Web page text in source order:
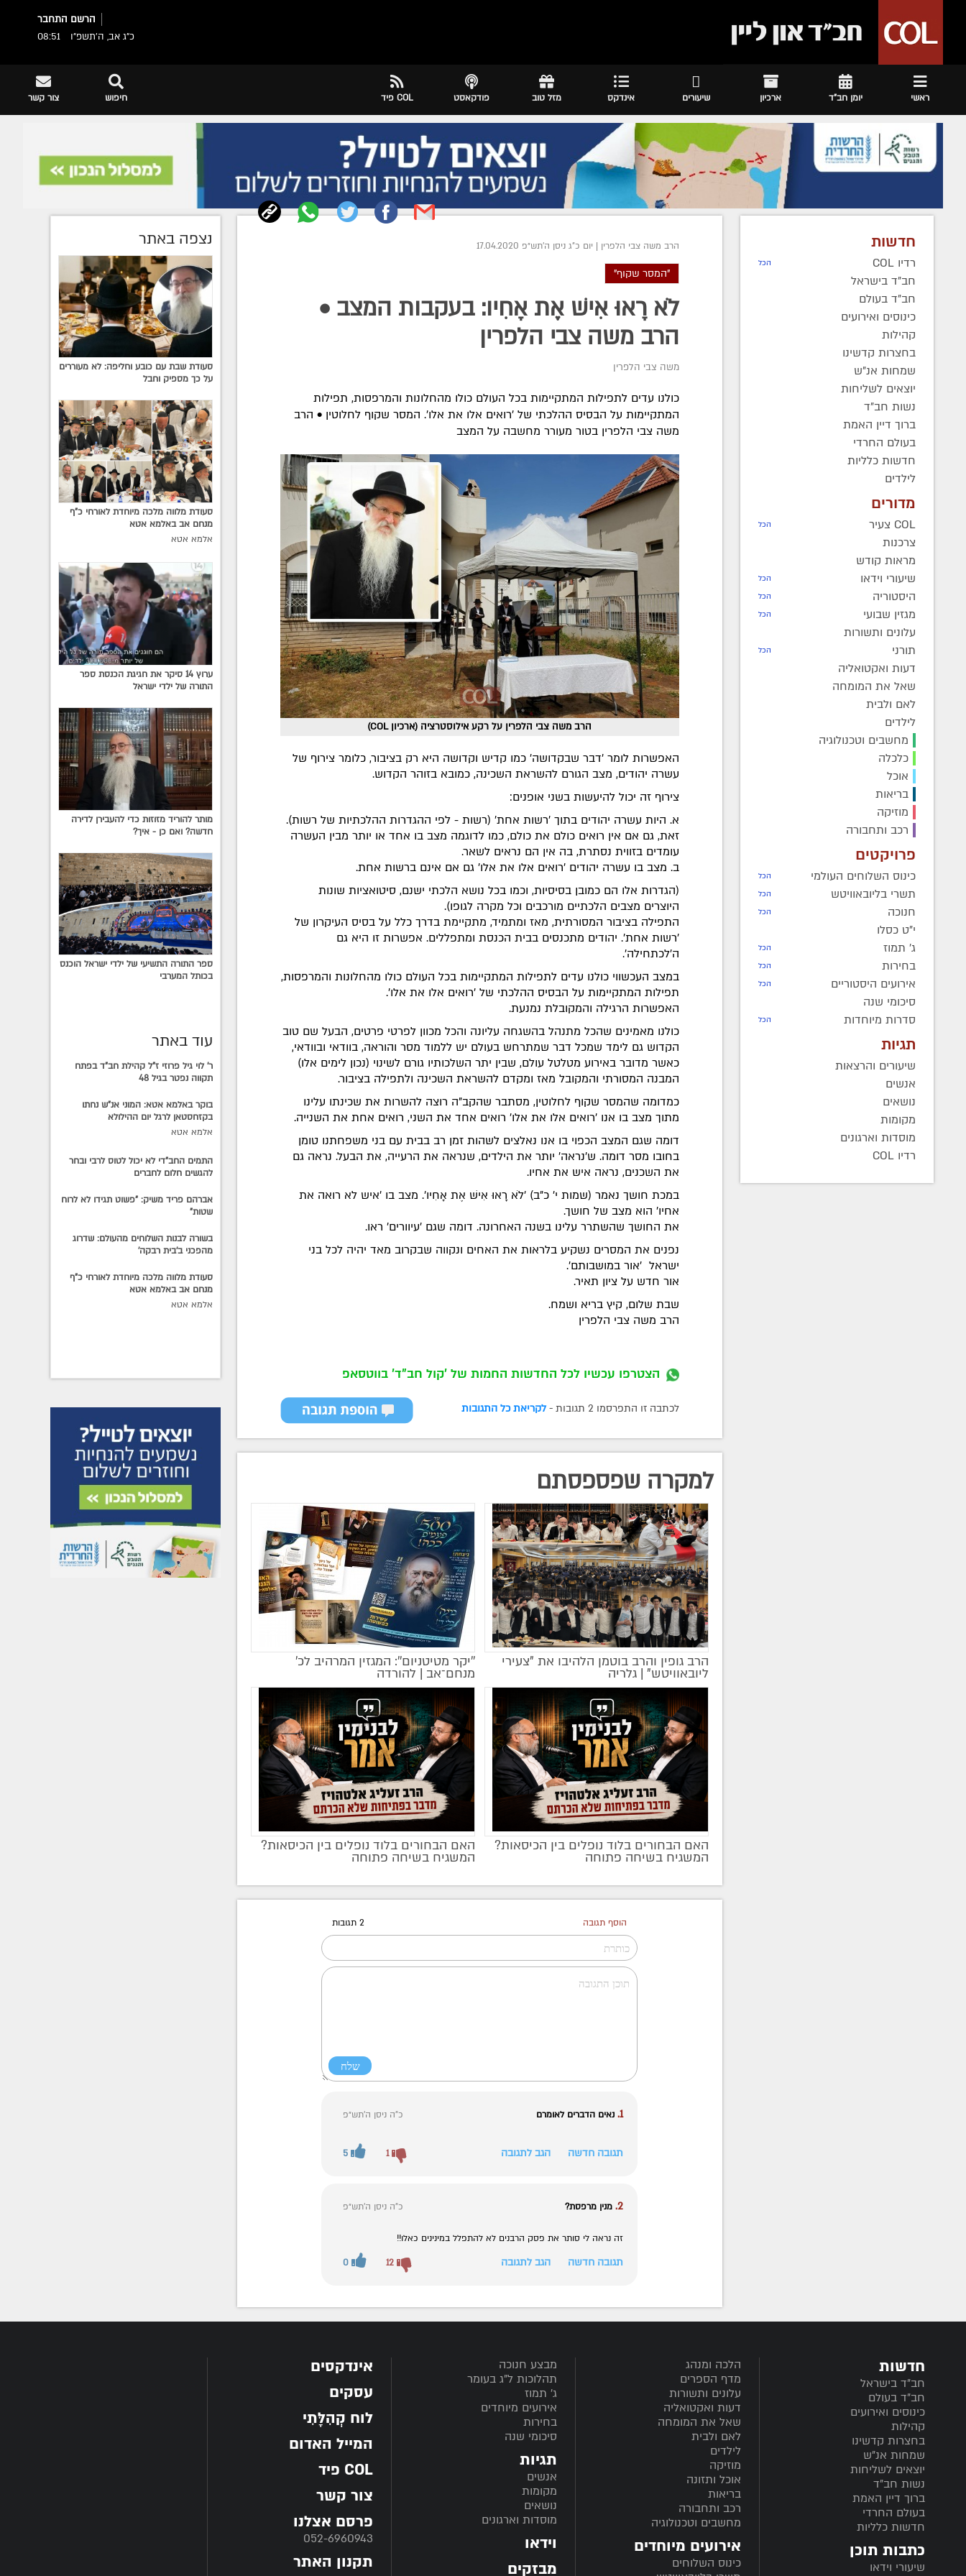
הרשם התחבר
כ"ג אב, ה׳תשפ״ו
08:51
ראשי יומן חב"ד ארכיון שיעורים אינדקס מזל טוב פודקאסט COL פיד צור קשר חיפוש
חדשות
רדיו COL הכל
חב"ד בישראל
חב"ד בעולם
כינוסים ואירועים
קהילות
בחצרות קדשינו
שמחות אנ"ש
יוצאים לשליחות
נשות חב"ד
ברוך דיין האמת
בעולם החרדי
חדשות כלליות
לילדים
מדורים
COL צעיר הכל
צרכנות
מראות קודש
שיעורי וידאו
הכל
היסטוריה הכל
מגזין שבועי הכל
עלונים ותשורות
תורני
הכל
דעות ואקטואליה
שאל את המומחה
לאם ולבית
לילדים
מחשבים וטכנולוגיה
כלכלה
אוכל
בריאות
מוזיקה
רכב ותחבורה
פרויקטים
כינוס השלוחים העולמי הכל
תשרי בליובאוויטש הכל
חנוכה הכל
י"ט כסלו
ג' תמוז
הכל
בחירות הכל
אירועים היסטוריים הכל
סיכומי שנה
סדרות מיוחדות
הכל
תגיות
שיעורים והרצאות
אנשים
נושאים
מקומות
מוסדות וארגונים
רדיו COL
הרב משה צבי הלפרין | יום כ"ג ניסן ה׳תש״פ 17.04.2020
"המסר שקוף"
לֹא רָאוּ אִישׁ אֶת אָחִיו: בעקבות המצב •
הרב משה צבי הלפרין
משה צבי הלפרין
כולנו עדים לתפילות המתקיימות בכל העולם כולו מהחלונות והמרפסות, תפילות
המתקיימות על הבסיס ההלכתי של 'רואים אלו את אלו'. המסר שקוף לחלוטין • הרב
משה צבי הלפרין בטור מעורר מחשבה על המצב
הרב משה צבי הלפרין על רקע אילוסטרציה (ארכיון COL)
האפשרות לומר 'דבר שבקדושה' כמו קדיש וקדושה היא רק בציבור, כלומר צירוף של
עשרה יהודים, מצב הגורם להשראת השכינה, כמובא בזוהר הקדוש.
צירוף זה יכול להיעשות בשני אופנים:
א. היות עשרה יהודים בתוך 'רשות אחת' (רשות - לפי ההגדרות ההלכתיות של רשות).
זאת, גם אם אין רואים כולם את כולם, כמו לדוגמה מצב בו אחד או יותר מבין העשרה
עומדים בזווית נסתרת, בה אין הם נראים לשאר.
ב. מצב בו עשרה יהודים 'רואים אלו את אלו' גם אם אינם ברשות אחת.
(הגדרות אלו הם כמובן בסיסיות, וכמו בכל נושא הלכתי ישנם, סיטואציות שונות
היוצרים מצבים הלכתיים מורכבים וכל מקרה לגופו).
התפילה בציבור המסורתית, מאז ומתמיד, מתקיימת בדרך כלל על בסיס העיקרון של
'רשות אחת'. יהודים מתכנסים בבית הכנסת ומתפללים. אפשרות זו היא גם
ה'לכתחילה'.
במצב העכשווי כולנו עדים לתפילות המתקיימות בכל העולם כולו מהחלונות והמרפסות,
תפילות המתקיימות על הבסיס ההלכתי של 'רואים אלו את אלו'.
האפשרות הרגילה והמקובלת נמנעת.
כולנו מאמינים שהכל מתנהל בהשגחה עליונה והכל מכוון לפרטי פרטים, הבעל שם טוב
הקדוש גם לימד שמכל דבר שמתרחש בעולם יש ללמוד מסר והוראה, בוודאי ובוודאי,
כאשר מדובר באירוע מטלטל עולם, שבין יתר השלכותיו גורם לשינוי (נכון לימים אלו)
המבנה המסורתי והמקובל מאז ומקדם להשראת השכינה ולתפילה בציבור.
כמדומה שהמסר שקוף לחלוטין, מסתבר שהקב"ה רוצה להשרות את שכינתו עלינו
מתוך מצב בו אנו 'רואים אלו את אלו' רואים אחד את השני, רואים אחת את השנייה.
דומה שגם המצב הכפוי בו אנו נאלצים לשהות זמן רב בבית עם בני משפחתנו טומן
בחובו מסר דומה. ש'נראה' יותר את הילדים, שנראה את הרעייה, את הבעל. נראה גם
את השכנים, נראה איש את אחיו.
במכת חושך נאמר (שמות י' כ"ב) 'לֹא רָאוּ אִישׁ אֶת אָחִיו'. מצב בו 'איש לא רואה את
אחיו' הוא מצב של חושך.
את החושך שהשתרר עלינו בשנה האחרונה. דומה שגם 'עיוורים' ראו.
נפנים את המסרים נשקיע בלראות את האחים ונקווה שבקרוב מאד יהיה לכל בני
ישראל 'אור במושבותם'.
אור חדש על ציון תאיר.
שבת שלום, קיץ בריא ושמח.
הרב משה צבי הלפרין
הצטרפו עכשיו לכל החדשות החמות של 'קול חב"ד' בווטסאפ
לכתבה זו התפרסמו 2 תגובות - לקריאת כל התגובות
למקרה שפספסתם
הרב גופין והרב בוטמן הלהיבו את "צעירי
ליובאוויטש" | גלריה
מקודם
''יקר מטיטניום'': המגזין המרהיב לכ’
מנחם־אב | להורדה
האם הבחורים בלוד נופלים בין הכיסאות?
המשגיח בשיחה פתוחה
מקודם
האם הבחורים בלוד נופלים בין הכיסאות?
המשגיח בשיחה פתוחה
הוסף תגובה 2 תגובות
1. נאים הדברים לאומרם כ"ה ניסן ה׳תש״פ
תגובה חדשה הגב לתגובה 5 1
2. מנין מרפסת? כ"ה ניסן ה׳תש״פ
זה נראה לי סותר את פסק הרבנים לא להתפלל במינינים כאלו!!
תגובה חדשה הגב לתגובה 0 12
נצפה באתר
סעודת שבת עם כובע וחליפה: לא מעוררים
על כך מספיק וחבל
סעודת מלווה מלכה מיוחדת לאורחי כ"ף
מנחם אב באלמא אטא
אלמא אטא
ערוץ 14 סיקר את חגיגת הכנסת ספר
התורה של ילדי ישראל
מותר להוריד מזוזות כדי להעבירן לדירה
חדשה? ואם כן - איך?
ספר התורה התשיעי של ילדי ישראל הוכנס
בכותל המערבי
עוד באתר
ר' לוי גיל פרוזי ז"ל קהילת חב"ד בפתח
תקווה נפטר בגיל 48
בוקר באלמא אטא: המוני אנ"ש נחתו
בקזחסטאן לרגל יום ההילולא
אלמא אטא
התמים החב"די לא יכול לטוס לרבי ובחר
להגשים חלום לחברים
אברהם פריד משיק: "פשוט תגידו לא לרוח
שטות"
בשורה לבנות השלוחים מהעולם: שדרוג
מהפכני ב'בית רבקה'
סעודת מלווה מלכה מיוחדת לאורחי כ"ף
מנחם אב באלמא אטא
אלמא אטא
חדשות
חב”ד בישראל
חב”ד בעולם
כינוסים ואירועים
קהילות
בחצרות קדשינו
שמחות אנ"ש
יוצאים לשליחות
נשות חב"ד
ברוך דיין האמת
בעולם החרדי
חדשות כלליות
כתבות תוכן
שיעורי וידאו
הלכה ומנהג
מדף הספרים
עלונים ותשורות
דעות ואקטואליה
שאל את המומחה
לאם ולבית
לילדים
מוזיקה
אוכל ותזונה
בריאות
רכב ותחבורה
מחשבים וטכנולוגיה
אירועים מיוחדים
כינוס השלוחים
מבצע חנוכה
תהלוכות ל"ג בעומר
ג' תמוז
אירועים מיוחדים
בחירות
סיכומי שנה
תגיות
אנשים
מקומות
נושאים
מוסדות וארגונים
וידאו
מבזקים
אינדקסים
עסקים
לוח קְהִלָּתִי
המייל האדום
COL פיד
צור קשר
פרסם אצלנו
052-6960943
תקנון האתר